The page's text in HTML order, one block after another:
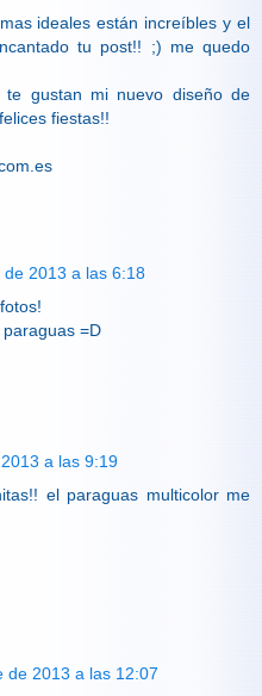
ideales están increíbles y el
tu post!! ;) me quedo
gustan mi nuevo diseño de
fiestas!!
2013 a las 6:18
=D
a las 9:19
el paraguas multicolor me
de 2013 a las 12:07